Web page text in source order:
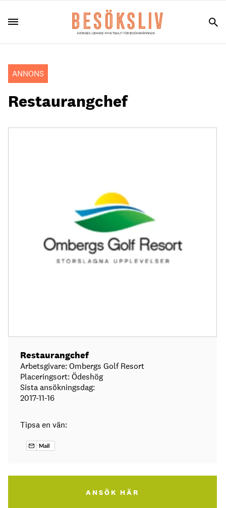
ANNONS
Restaurangchef
Restaurangchef
Arbetsgivare: Ombergs Golf Resort
Placeringsort: Ödeshög
Sista ansökningsdag:
2017-11-16
Tipsa en vän:
ANSÖK HÄR